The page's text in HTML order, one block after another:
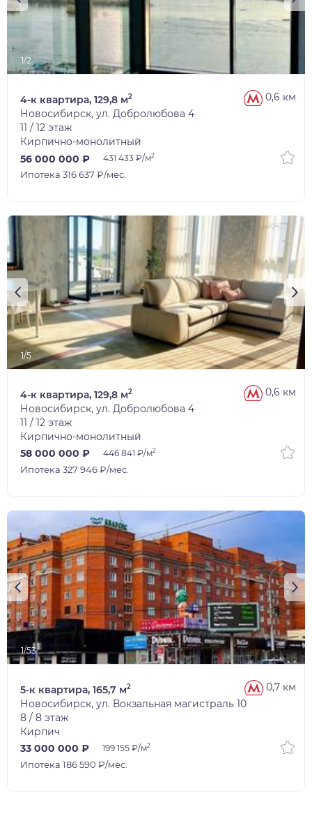
1/2
0,6 км
4-к квартира, 129,8 м2
Новосибирск, ул. Добролюбова 4
11 / 12 этаж
Кирпично-монолитный
56 000 000 ₽
431 433 ₽/м2
Ипотека 316 637 ₽/мес.
1/5
0,6 км
4-к квартира, 129,8 м2
Новосибирск, ул. Добролюбова 4
11 / 12 этаж
Кирпично-монолитный
58 000 000 ₽
446 841 ₽/м2
Ипотека 327 946 ₽/мес.
1/53
0,7 км
5-к квартира, 165,7 м2
Новосибирск, ул. Вокзальная магистраль 10
8 / 8 этаж
Кирпич
33 000 000 ₽
199 155 ₽/м2
Ипотека 186 590 ₽/мес.